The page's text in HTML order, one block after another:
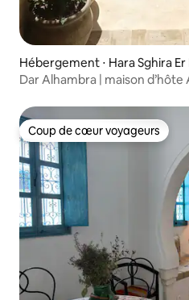
Hébergement ⋅ Hara Sghira Er
Dar Alhambra | maison d’hôte
Coup de cœur voyageurs
Coup de cœur voyageurs